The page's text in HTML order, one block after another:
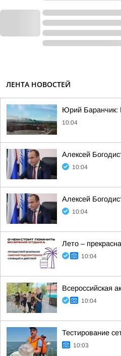
ЛЕНТА НОВОСТЕЙ
Юрий Баранчик:
10:04
Алексей
10:04
Алексей
10:04
Лето –
10:04
Всероссийская
10:04
Тестирование
10:03